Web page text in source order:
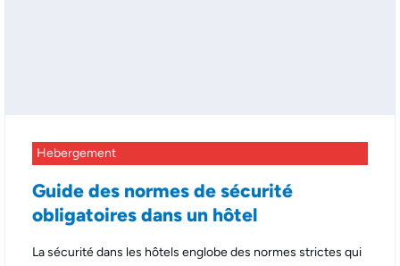
Hebergement
Guide des normes de sécurité
obligatoires dans un hôtel
La sécurité dans les hôtels englobe des normes strictes qui